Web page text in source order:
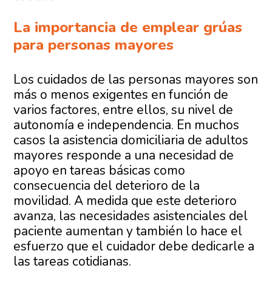
La importancia de emplear grúas
para personas mayores
Los cuidados de las personas mayores son
más o menos exigentes en función de
varios factores, entre ellos, su nivel de
autonomía e independencia. En muchos
casos la asistencia domiciliaria de adultos
mayores responde a una necesidad de
apoyo en tareas básicas como
consecuencia del deterioro de la
movilidad. A medida que este deterioro
avanza, las necesidades asistenciales del
paciente aumentan y también lo hace el
esfuerzo que el cuidador debe dedicarle a
las tareas cotidianas.